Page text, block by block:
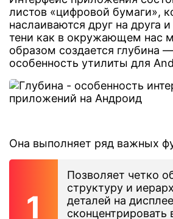
листов «цифровой бумаги»,
наслаиваются друг на друга
тени как в окружающем нас
образом создается глубина
особенность утилиты для
Она выполняет ряд важных
Позволяет четко
структуру и
деталей на
сконцентрировать